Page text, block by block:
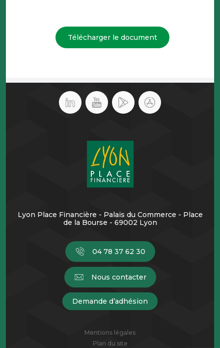
Télécharger le document
Lyon Place Financière - Palais du Commerce - Place
de la Bourse - 69002 Lyon
04 78 37 62 30
Nous contacter
Demande d’adhésion
Mentions légales
Plan du site